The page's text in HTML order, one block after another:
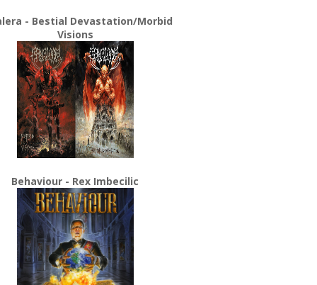
- Bestial Devastation/Morbid
Visions
Behaviour - Rex Imbecilic